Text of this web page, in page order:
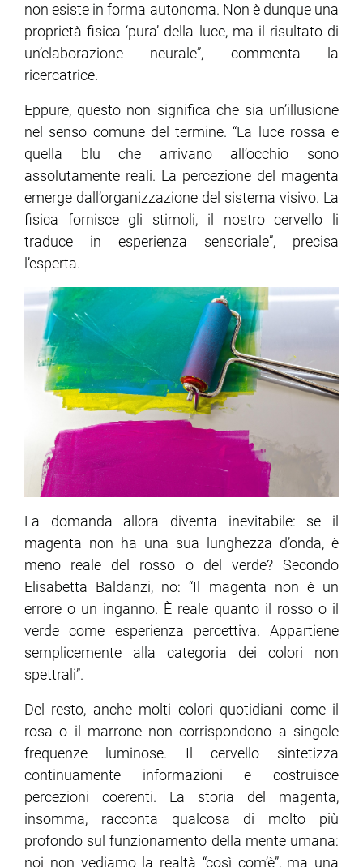
non esiste in forma autonoma. Non è dunque una
proprietà fisica ‘pura’ della luce, ma il risultato di
un’elaborazione neurale”, commenta la
ricercatrice.
Eppure, questo non significa che sia un’illusione
nel senso comune del termine. “La luce rossa e
quella blu che arrivano all’occhio sono
assolutamente reali. La percezione del magenta
emerge dall’organizzazione del sistema visivo. La
fisica fornisce gli stimoli, il nostro cervello li
traduce in esperienza sensoriale”, precisa
l’esperta.
La domanda allora diventa inevitabile: se il
magenta non ha una sua lunghezza d’onda, è
meno reale del rosso o del verde? Secondo
Elisabetta Baldanzi, no: “Il magenta non è un
errore o un inganno. È reale quanto il rosso o il
verde come esperienza percettiva. Appartiene
semplicemente alla categoria dei colori non
spettrali”.
Del resto, anche molti colori quotidiani come il
rosa o il marrone non corrispondono a singole
frequenze luminose. Il cervello sintetizza
continuamente informazioni e costruisce
percezioni coerenti. La storia del magenta,
insomma, racconta qualcosa di molto più
profondo sul funzionamento della mente umana:
noi non vediamo la realtà “così com’è”, ma una